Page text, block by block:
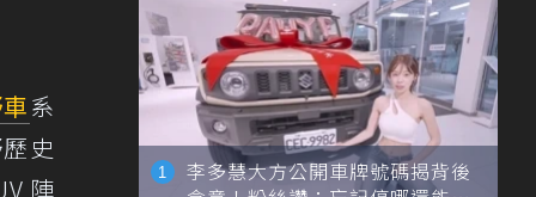
系
史
陣
李多慧大方公開車牌號碼揭背後